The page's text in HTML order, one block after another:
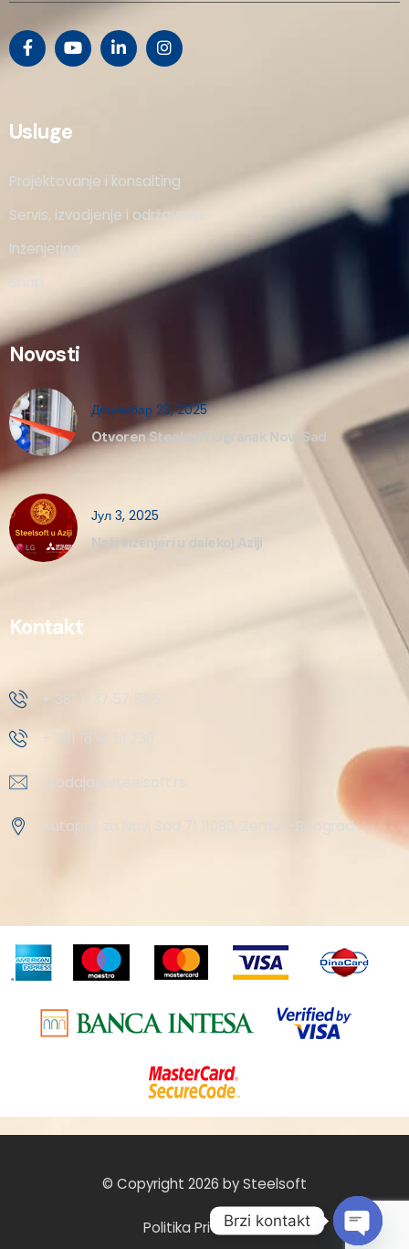
Usluge
Projektovanje i konsalting
Servis, izvodjenje i održavanje
Inženjering
Shop
Novosti
Децембар 23, 2025
Otvoren Steelsoft Ogranak Novi Sad
Јул 3, 2025
Naši inženjeri u dalekoj Aziji
Kontakt
+ 381 11 37 57 555
+ 381 18 41 51 230
prodaja@steelsoft.rs
Autoput za Novi Sad 71 11080, Zemun-Beograd
© Copyright 2026 by Steelsoft
Politika PrivatnostiBrzi kontakt